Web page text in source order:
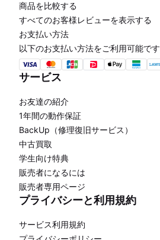
商品を比較する
すべてのお客様レビューを表示する
お支払い方法
以下のお支払い方法をご利用可能です
サービス
お友達の紹介
1年間の動作保証
BackUp（修理復旧サービス）
中古買取
学生向け特典
販売者になるには
販売者専用ページ
プライバシーと利用規約
サービス利用規約